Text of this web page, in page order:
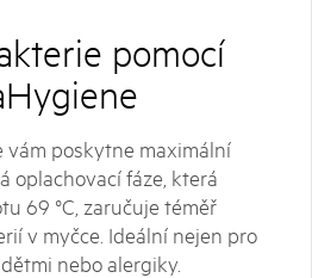
pomocí
vám poskytne maximální
oplachovací fáze, která
69 °C, zaručuje téměř
v myčce. Ideální nejen pro
nebo alergiky.